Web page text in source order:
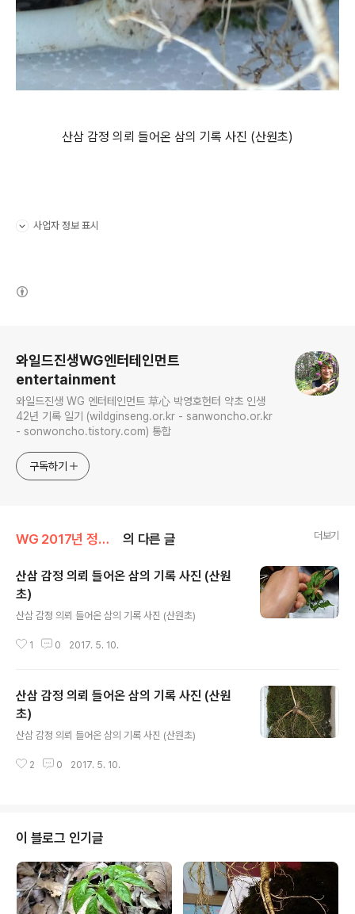
산삼 감정 의뢰 들어온 삼의 기록 사진 (산원초)
사업자 정보 표시
와일드진생WG엔터테인먼트
entertainment
와일드진생 WG 엔터테인먼트 草心 박영호헌터 약초 인생
42년 기록 일기 (wildginseng.or.kr - sanwoncho.or.kr
- sonwoncho.tistory.com) 통합
구독하기
WG 2017년 정유년 기록 의 다른 글 더보기
산삼 감정 의뢰 들어온 삼의 기록 사진 (산원
초)
산삼 감정 의뢰 들어온 삼의 기록 사진 (산원초)
1 0 2017. 5. 10.
산삼 감정 의뢰 들어온 삼의 기록 사진 (산원
초)
산삼 감정 의뢰 들어온 삼의 기록 사진 (산원초)
2 0 2017. 5. 10.
이 블로그 인기글